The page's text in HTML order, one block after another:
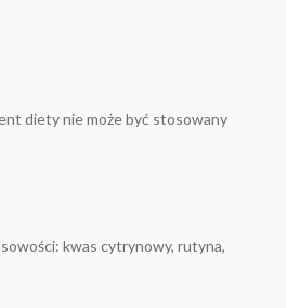
diety nie może być stosowany
kwas cytrynowy, rutyna,